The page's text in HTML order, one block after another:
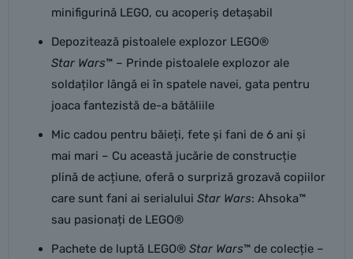
minifigurină LEGO, cu acoperiș detașabil
Depozitează pistoalele explozor LEGO®
Star Wars™ – Prinde pistoalele explozor ale
soldaților lângă ei în spatele navei, gata pentru
joaca fantezistă de-a bătăliile
Mic cadou pentru băieți, fete și fani de 6 ani și
mai mari – Cu această jucărie de construcție
plină de acțiune, oferă o surpriză grozavă copiilor
care sunt fani ai serialului Star Wars: Ahsoka™
sau pasionați de LEGO®
Pachete de luptă LEGO® Star Wars™ de colecție –